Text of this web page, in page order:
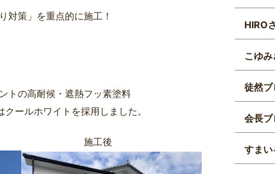
対策」を重点的に施工！
トの高耐候・遮熱フッ素塗料
ールホワイトを採用しました。
工後
HIRO
こゆ
徒然ブ
会長ブ
すま